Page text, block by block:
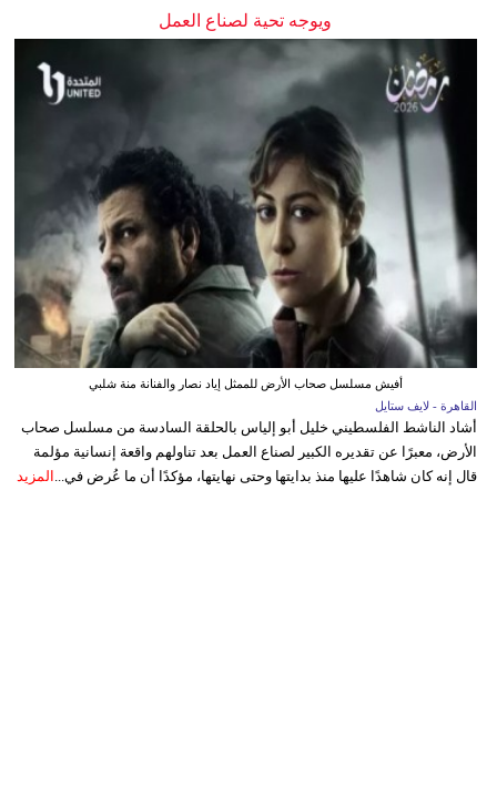
ويوجه تحية لصناع العمل
أفيش مسلسل صحاب الأرض للممثل إياد نصار والفنانة منة شلبي
القاهرة - لايف ستايل
أشاد الناشط الفلسطيني خليل أبو إلياس بالحلقة السادسة من مسلسل صحاب
الأرض، معبرًا عن تقديره الكبير لصناع العمل بعد تناولهم واقعة إنسانية مؤلمة
قال إنه كان شاهدًا عليها منذ بدايتها وحتى نهايتها، مؤكدًا أن ما عُرض في... المزيد